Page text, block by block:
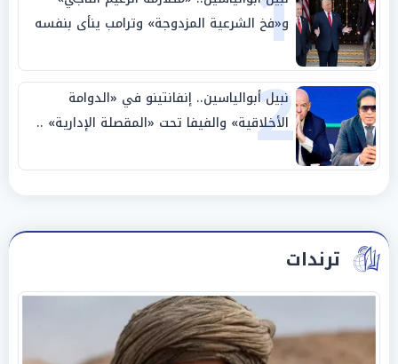
و«فخ الشرعية المزدوجة» وترامب ينأى بنفسه
وحليفه في «ميتم استراتيجي»
2
نبيل أبوالياسين.. إنفانتينو في «الدوامة
الأخلاقية» والفيفا تحت «المقصلة الإدارية» ..
«عبادة العرش وجنازة المصداقية»
ترندات